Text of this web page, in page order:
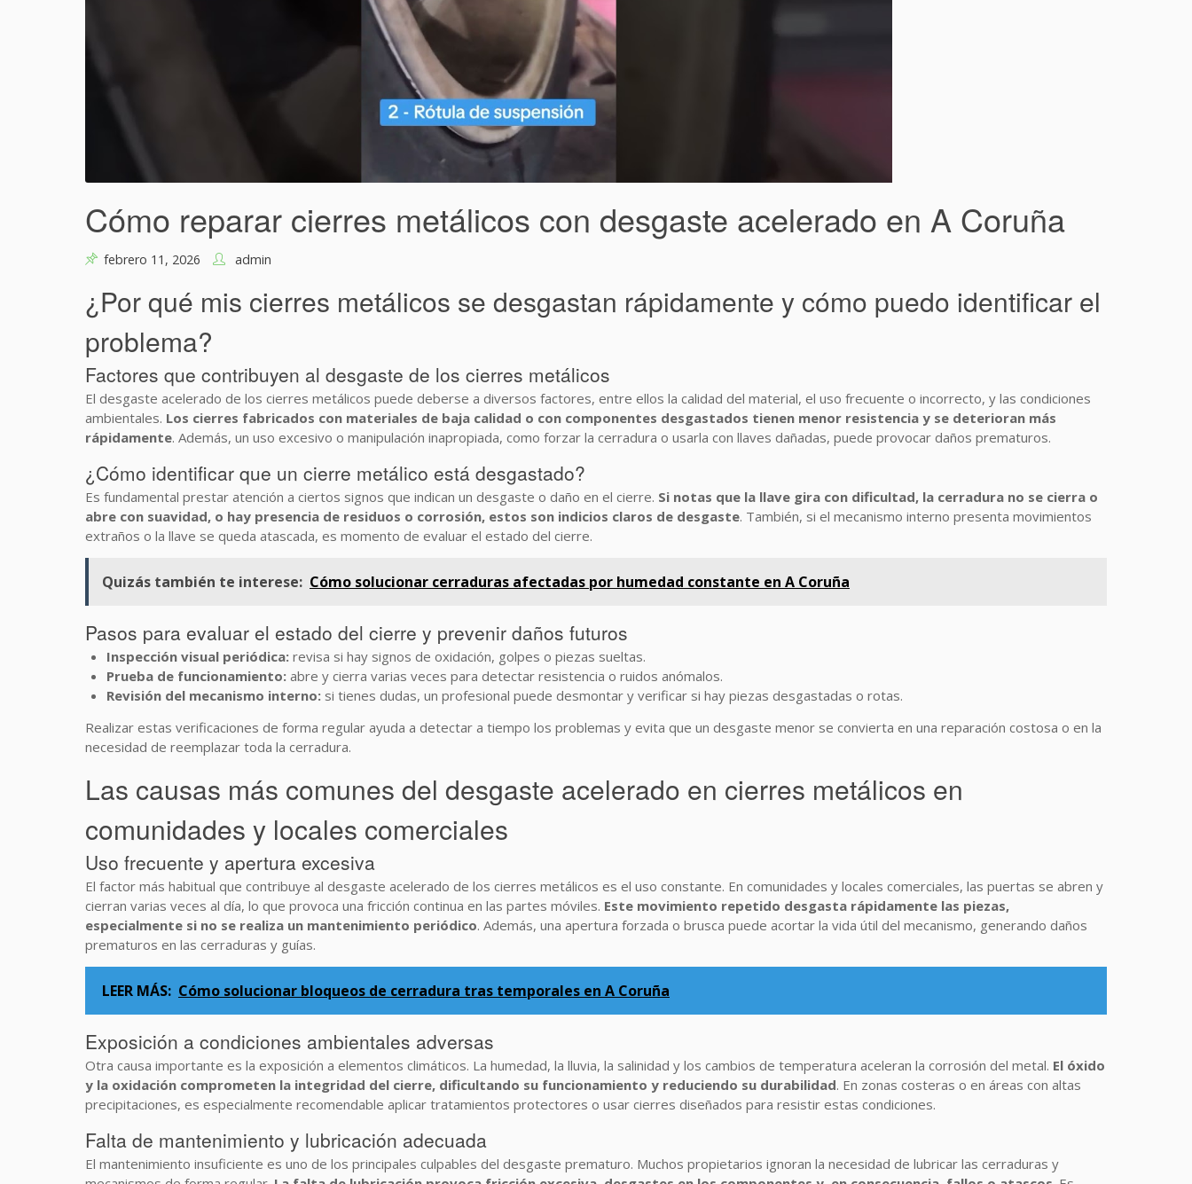
Cómo reparar cierres metálicos con desgaste acelerado en A Coruña
febrero 11, 2026 admin
¿Por qué mis cierres metálicos se desgastan rápidamente y cómo puedo identificar el
problema?
Factores que contribuyen al desgaste de los cierres metálicos
El desgaste acelerado de los cierres metálicos puede deberse a diversos factores, entre ellos la calidad del material, el uso frecuente o incorrecto, y las condiciones
ambientales. Los cierres fabricados con materiales de baja calidad o con componentes desgastados tienen menor resistencia y se deterioran más
rápidamente. Además, un uso excesivo o manipulación inapropiada, como forzar la cerradura o usarla con llaves dañadas, puede provocar daños prematuros.
¿Cómo identificar que un cierre metálico está desgastado?
Es fundamental prestar atención a ciertos signos que indican un desgaste o daño en el cierre. Si notas que la llave gira con dificultad, la cerradura no se cierra o
abre con suavidad, o hay presencia de residuos o corrosión, estos son indicios claros de desgaste. También, si el mecanismo interno presenta movimientos
extraños o la llave se queda atascada, es momento de evaluar el estado del cierre.
Quizás también te interese: Cómo solucionar cerraduras afectadas por humedad constante en A Coruña
Pasos para evaluar el estado del cierre y prevenir daños futuros
Inspección visual periódica: revisa si hay signos de oxidación, golpes o piezas sueltas.
Prueba de funcionamiento: abre y cierra varias veces para detectar resistencia o ruidos anómalos.
Revisión del mecanismo interno: si tienes dudas, un profesional puede desmontar y verificar si hay piezas desgastadas o rotas.
Realizar estas verificaciones de forma regular ayuda a detectar a tiempo los problemas y evita que un desgaste menor se convierta en una reparación costosa o en la
necesidad de reemplazar toda la cerradura.
Las causas más comunes del desgaste acelerado en cierres metálicos en
comunidades y locales comerciales
Uso frecuente y apertura excesiva
El factor más habitual que contribuye al desgaste acelerado de los cierres metálicos es el uso constante. En comunidades y locales comerciales, las puertas se abren y
cierran varias veces al día, lo que provoca una fricción continua en las partes móviles. Este movimiento repetido desgasta rápidamente las piezas,
especialmente si no se realiza un mantenimiento periódico. Además, una apertura forzada o brusca puede acortar la vida útil del mecanismo, generando daños
prematuros en las cerraduras y guías.
LEER MÁS: Cómo solucionar bloqueos de cerradura tras temporales en A Coruña
Exposición a condiciones ambientales adversas
Otra causa importante es la exposición a elementos climáticos. La humedad, la lluvia, la salinidad y los cambios de temperatura aceleran la corrosión del metal. El óxido
y la oxidación comprometen la integridad del cierre, dificultando su funcionamiento y reduciendo su durabilidad. En zonas costeras o en áreas con altas
precipitaciones, es especialmente recomendable aplicar tratamientos protectores o usar cierres diseñados para resistir estas condiciones.
Falta de mantenimiento y lubricación adecuada
El mantenimiento insuficiente es uno de los principales culpables del desgaste prematuro. Muchos propietarios ignoran la necesidad de lubricar las cerraduras y